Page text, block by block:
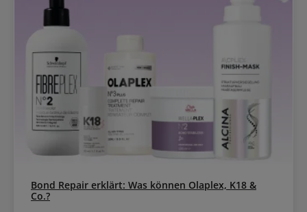
Bond Repair erklärt: Was können Olaplex, K18 &
Co.?